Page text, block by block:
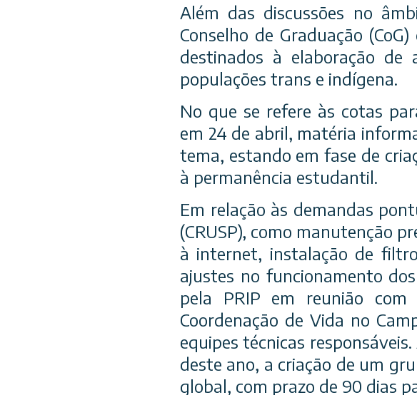
Além das discussões no
Conselho de Graduação
destinados à elaboração de
populações trans e indígena.
No que se refere às cotas
em 24 de abril, matéria
tema, estando em fase de
à permanência estudantil.
Em relação às demandas
(CRUSP), como manutenção
à internet, instalação de
ajustes no funcionamento
pela PRIP em reunião
Coordenação de Vida no
equipes técnicas
deste ano, a criação de um
global, com prazo de 90 dias